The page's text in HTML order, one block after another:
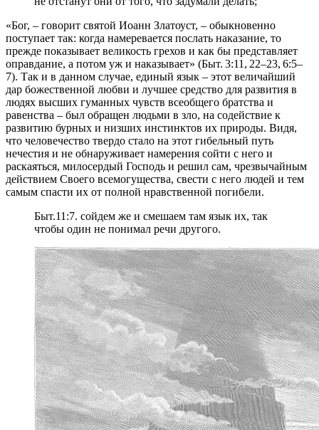
«Бог, – говорит святой Иоанн Златоуст, – обыкновенно
поступает так: когда намеревается послать наказание, то
прежде показывает великость грехов и как бы представляет
оправдание, а потом уж и наказывает» (Быт. 3:11, 22–23, 6:5–
7). Так и в данном случае, единый язык – этот величайший
дар божественной любви и лучшее средство для развития в
людях высших гуманных чувств всеобщего братства и
равенства – был обращен людьми в зло, на содействие к
развитию бурных и низших инстинктов их природы. Видя,
что человечество твердо стало на этот гибельный путь
нечестия и не обнаруживает намерения сойти с него и
раскаяться, милосердый Господь и решил сам, чрезвычайным
действием Своего всемогущества, свести с него людей и тем
самым спасти их от полной нравственной погибели.
Быт.11:7. сойдем же и смешаем там язык их, так
чтобы один не понимал речи другого.